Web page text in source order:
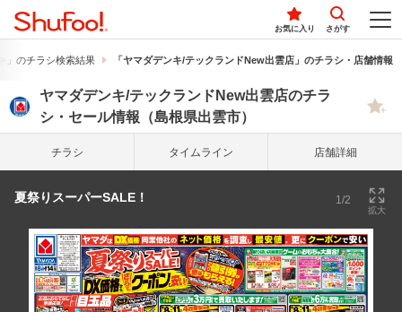
お気に入り さがす
」のチラシ検索結果 「ヤマダデンキ/テックランドNew出雲店」のチラシ・店舗情報
ヤマダデンキ/テックランドNew出雲店のチラ
シ・セール情報（島根県出雲市）
チラシ タイム ライン 店舗詳細
夏祭りスーパーSALE！ 1/2
拡大